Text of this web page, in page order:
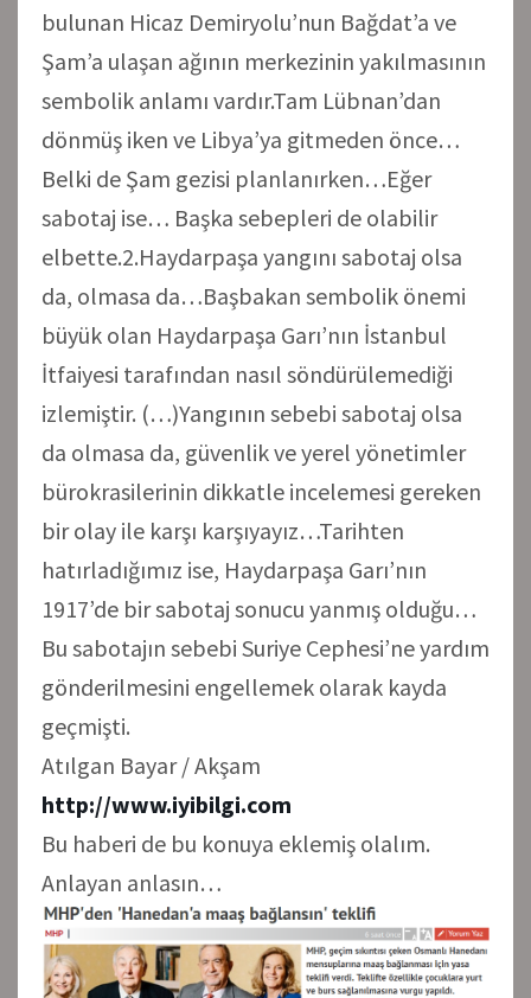
bulunan Hicaz Demiryolu’nun Bağdat’a ve
Şam’a ulaşan ağının merkezinin yakılmasının
sembolik anlamı vardır.Tam Lübnan’dan
dönmüş iken ve Libya’ya gitmeden önce…
Belki de Şam gezisi planlanırken…Eğer
sabotaj ise… Başka sebepleri de olabilir
elbette.2.Haydarpaşa yangını sabotaj olsa
da, olmasa da…Başbakan sembolik önemi
büyük olan Haydarpaşa Garı’nın İstanbul
İtfaiyesi tarafından nasıl söndürülemediği
izlemiştir. (…)Yangının sebebi sabotaj olsa
da olmasa da, güvenlik ve yerel yönetimler
bürokrasilerinin dikkatle incelemesi gereken
bir olay ile karşı karşıyayız…Tarihten
hatırladığımız ise, Haydarpaşa Garı’nın
1917’de bir sabotaj sonucu yanmış olduğu…
Bu sabotajın sebebi Suriye Cephesi’ne yardım
gönderilmesini engellemek olarak kayda
geçmişti.
Atılgan Bayar / Akşam
http://www.iyibilgi.com
Bu haberi de bu konuya eklemiş olalım.
Anlayan anlasın…